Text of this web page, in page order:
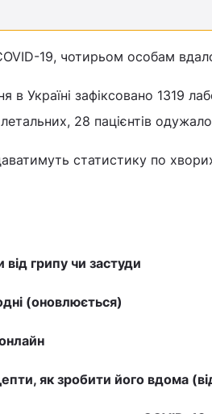
19, чотирьом особам
Україні зафіксовано 1319
28 пацієнтів
статистику по
від грипу чи застуди
(оновлюється)
онлайн
як зробити його вдома